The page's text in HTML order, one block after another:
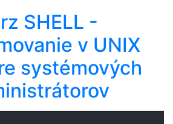
SHELL -
v UNIX
systémových